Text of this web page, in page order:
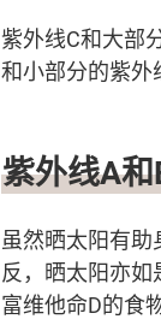
紫外线C和大部
和小部分的紫外
紫外线A
虽然晒太阳有
反，晒太阳亦
富维他命D的食